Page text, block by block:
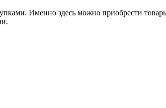
Именно здесь можно приобрести